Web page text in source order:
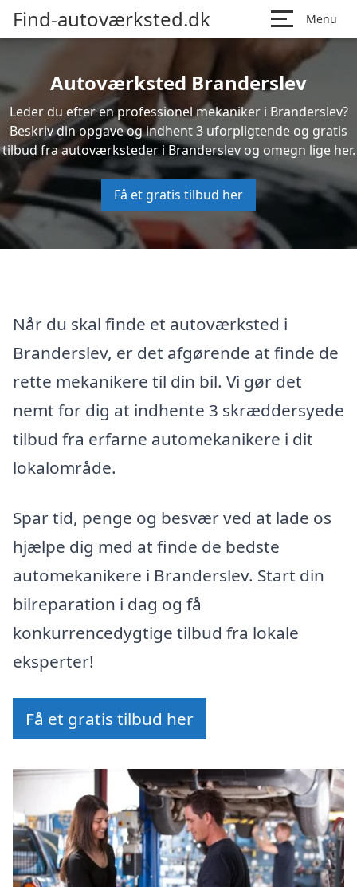
Find-autoværksted.dk Menu
Autoværksted Branderslev
Leder du efter en professionel mekaniker i Branderslev?
Beskriv din opgave og indhent 3 uforpligtende og gratis
tilbud fra autoværksteder i Branderslev og omegn lige her.
Få et gratis tilbud her
Når du skal finde et autoværksted i
Branderslev, er det afgørende at finde de
rette mekanikere til din bil. Vi gør det
nemt for dig at indhente 3 skræddersyede
tilbud fra erfarne automekanikere i dit
lokalområde.
Spar tid, penge og besvær ved at lade os
hjælpe dig med at finde de bedste
automekanikere i Branderslev. Start din
bilreparation i dag og få
konkurrencedygtige tilbud fra lokale
eksperter!
Få et gratis tilbud her